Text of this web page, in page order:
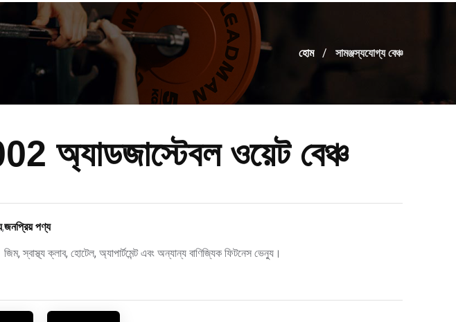
হোম সামঞ্জস্যযোগ্য বেঞ্চ
অ্যাডজাস্টেবল ওয়েট বেঞ্চ
,জনপ্রিয় পণ্য
স্বাস্থ্য ক্লাব, হোটেল, অ্যাপার্টমেন্ট এবং অন্যান্য বাণিজ্যিক ফিটনেস ভেন্যু।